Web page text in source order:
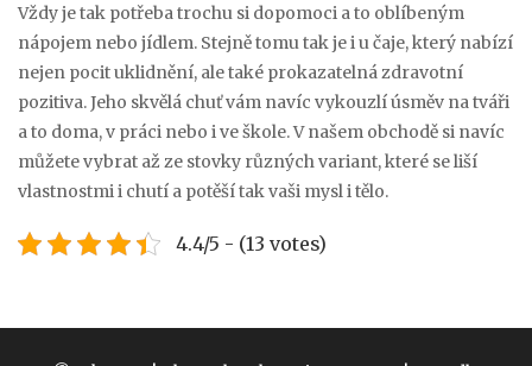
Vždy je tak potřeba trochu si dopomoci a to oblíbeným
nápojem nebo jídlem. Stejně tomu tak je i u čaje, který nabízí
nejen pocit uklidnění, ale také prokazatelná zdravotní
pozitiva. Jeho skvělá chuť vám navíc vykouzlí úsměv na tváři
a to doma, v práci nebo i ve škole. V našem obchodě si navíc
můžete vybrat až ze stovky různých variant, které se liší
vlastnostmi i chutí a potěší tak vaši mysl i tělo.
4.4/5 - (13 votes)